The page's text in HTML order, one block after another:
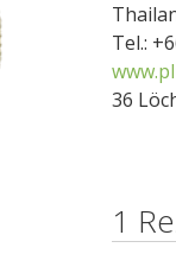
Tel.:
36
1